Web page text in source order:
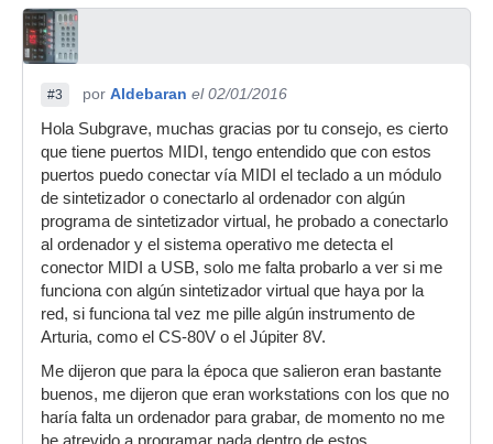
#3 por Aldebaran el 02/01/2016
Hola Subgrave, muchas gracias por tu consejo, es cierto
que tiene puertos MIDI, tengo entendido que con estos
puertos puedo conectar vía MIDI el teclado a un módulo
de sintetizador o conectarlo al ordenador con algún
programa de sintetizador virtual, he probado a conectarlo
al ordenador y el sistema operativo me detecta el
conector MIDI a USB, solo me falta probarlo a ver si me
funciona con algún sintetizador virtual que haya por la
red, si funciona tal vez me pille algún instrumento de
Arturia, como el CS-80V o el Júpiter 8V.
Me dijeron que para la época que salieron eran bastante
buenos, me dijeron que eran workstations con los que no
haría falta un ordenador para grabar, de momento no me